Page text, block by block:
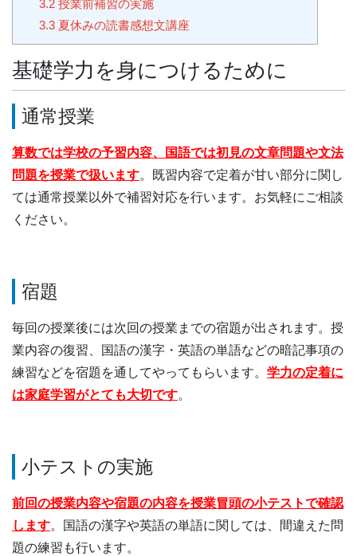
3.2授業前補習の実施
3.3夏休みの読書感想文講座
基礎学力を身につけるために
通常授業
算数では学校の予習内容、国語では初見の文章問題や文法
問題を授業で扱います。既習内容で定着が甘い部分に関し
ては通常授業以外で補習対応を行います。お気軽にご相談
ください。
宿題
毎回の授業後には次回の授業までの宿題が出されます。授
業内容の復習、国語の漢字・英語の単語などの暗記事項の
練習などを宿題を通してやってもらいます。 学力の定着に
は家庭学習がとても大切です。
小テストの実施
前回の授業内容や宿題の内容を授業冒頭の小テストで確認
します。国語の漢字や英語の単語に関しては、間違えた問
題の練習も行います。